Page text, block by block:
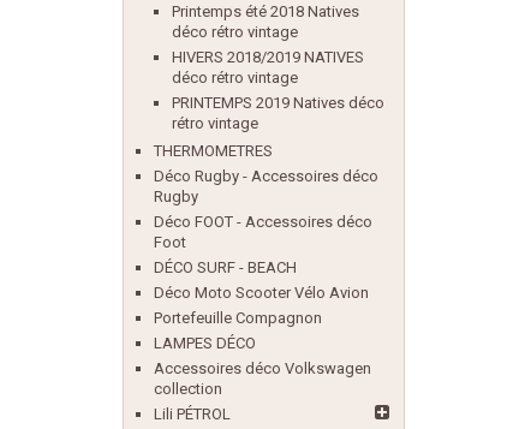
Printemps été 2018 Natives
déco rétro vintage
HIVERS 2018/2019 NATIVES
déco rétro vintage
PRINTEMPS 2019 Natives déco
rétro vintage
THERMOMETRES
Déco Rugby - Accessoires déco
Rugby
Déco FOOT - Accessoires déco
Foot
DÉCO SURF - BEACH
Déco Moto Scooter Vélo Avion
Portefeuille Compagnon
LAMPES DÉCO
Accessoires déco Volkswagen
collection
Lili PÉTROL